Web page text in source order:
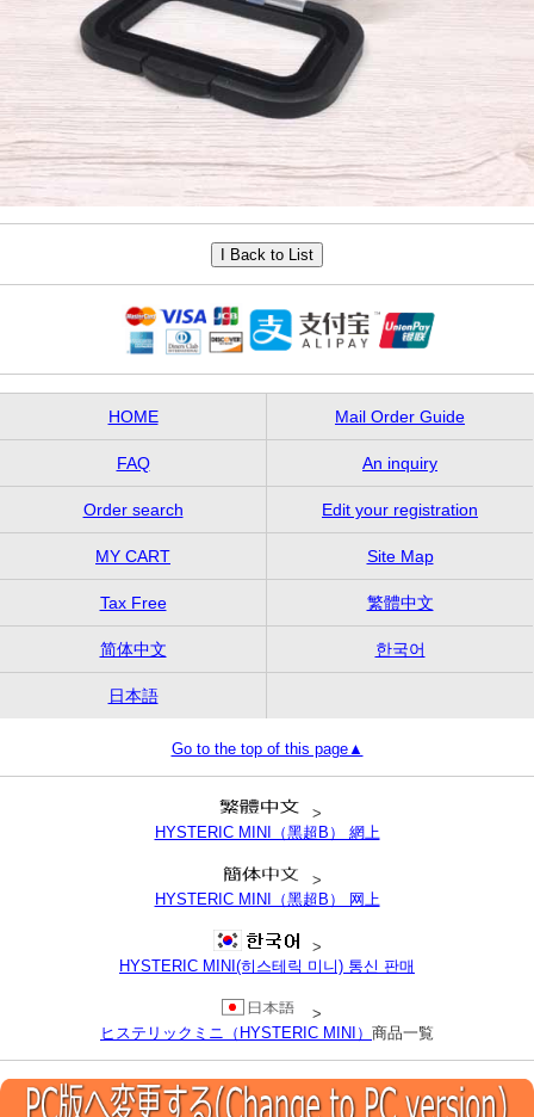
HOME Mail Order Guide
FAQ An inquiry
Order search Edit your registration
MY CART Site Map
Tax Free 繁體中文
简体中文 한국어
日本語
Go to the top of this page▲
>
HYSTERIC MINI（黑超B） 網上
>
HYSTERIC MINI（黑超B） 网上
>
HYSTERIC MINI(히스테릭 미니) 통신 판매
>
ヒステリックミニ（HYSTERIC MINI） 商品一覧